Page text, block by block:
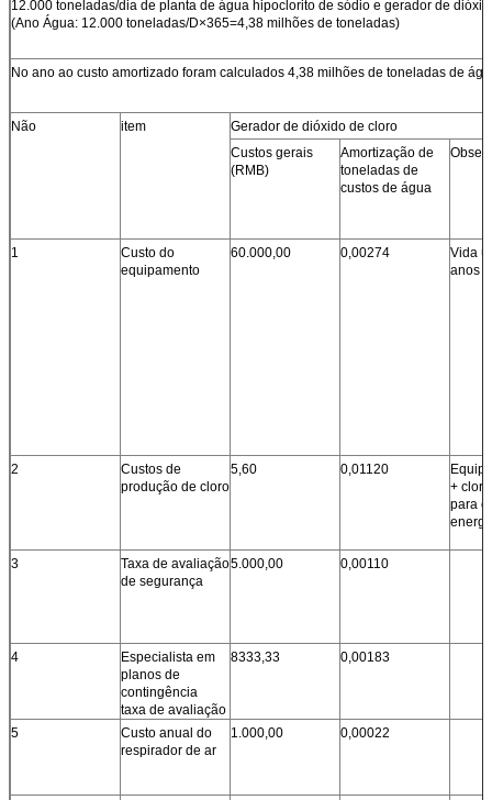
12.000 toneladas/dia de planta de água hipoclorito de sódio e gerador de
(Ano Água: 12.000 toneladas/D×365=4,38 milhões de toneladas)
No ano ao custo amortizado foram calculados 4,38 milhões de toneladas de
Não item
Gerador de dióxido de cloro
Custos gerais
(RMB)
Amortização de
toneladas de
custos de água
1
Custo do
equipamento
60.000,00 0,00274
Vida
anos
2
Custos de
produção de cloro
5,60 0,01120
+
para
3
Taxa de avaliação
de segurança
5.000,00 0,00110
4
Especialista em
planos de
contingência
taxa de avaliação
8333,33 0,00183
5
Custo anual do
respirador de ar
1.000,00 0,00022